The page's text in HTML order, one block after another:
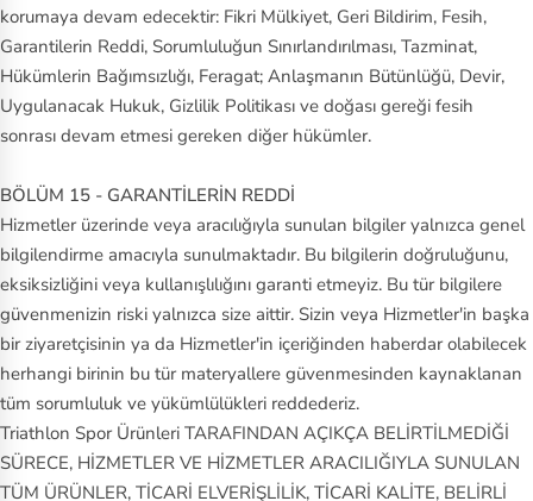
korumaya devam edecektir: Fikri Mülkiyet, Geri Bildirim, Fesih,
Garantilerin Reddi, Sorumluluğun Sınırlandırılması, Tazminat,
Hükümlerin Bağımsızlığı, Feragat; Anlaşmanın Bütünlüğü, Devir,
Uygulanacak Hukuk, Gizlilik Politikası ve doğası gereği fesih
sonrası devam etmesi gereken diğer hükümler.
BÖLÜM 15 - GARANTİLERİN REDDİ
Hizmetler üzerinde veya aracılığıyla sunulan bilgiler yalnızca genel
bilgilendirme amacıyla sunulmaktadır. Bu bilgilerin doğruluğunu,
eksiksizliğini veya kullanışlılığını garanti etmeyiz. Bu tür bilgilere
güvenmenizin riski yalnızca size aittir. Sizin veya Hizmetler'in başka
bir ziyaretçisinin ya da Hizmetler'in içeriğinden haberdar olabilecek
herhangi birinin bu tür materyallere güvenmesinden kaynaklanan
tüm sorumluluk ve yükümlülükleri reddederiz.
Triathlon Spor Ürünleri TARAFINDAN AÇIKÇA BELİRTİLMEDİĞİ
SÜRECE, HİZMETLER VE HİZMETLER ARACILIĞIYLA SUNULAN
TÜM ÜRÜNLER, TİCARİ ELVERİŞLİLİK, TİCARİ KALİTE, BELİRLİ